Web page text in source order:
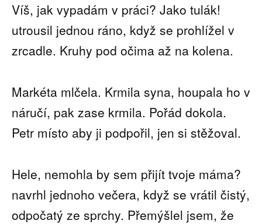
Víš, jak vypadám v práci? Jako tulák!
utrousil jednou ráno, když se prohlížel v
zrcadle. Kruhy pod očima až na kolena.
Markéta mlčela. Krmila syna, houpala ho v
náručí, pak zase krmila. Pořád dokola.
Petr místo aby ji podpořil, jen si stěžoval.
Hele, nemohla by sem přijít tvoje máma?
navrhl jednoho večera, když se vrátil čistý,
odpočatý ze sprchy. Přemýšlel jsem, že